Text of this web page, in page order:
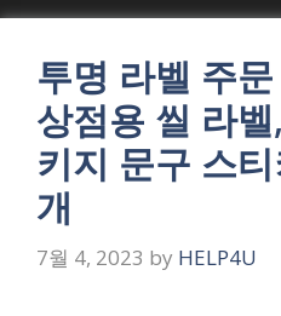
투명 라벨 주
상점용 씰 라
키지 문구 스
개
7월 4, 2023 by HELP4U